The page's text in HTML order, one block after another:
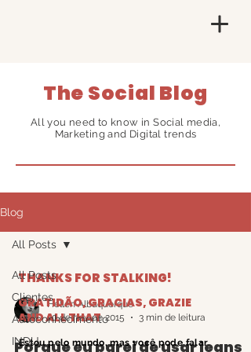
The Social Blog
All you need to know in Social media,
Marketing and Digital trends
Blog
All Posts
Clientes
Autoconhecimento
INDU
All Posts
Hellen Albuquerque
20 de nov. de 2015
3 min de leitura
Porque eu parei de usar jeans
THANKS FOR STALKING!
GRATIDÃO, GRACIAS, GRAZIE
AND ALL THAT
Estou pelo mundo, mas você pode falar